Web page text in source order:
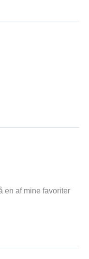
en af mine favoriter